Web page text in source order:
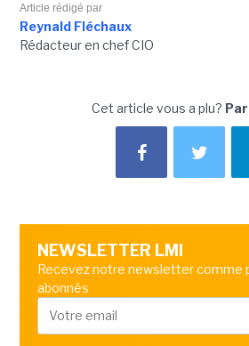
Article rédigé par
Reynald Fléchaux
Rédacteur en chef CIO
Cet article vous a plu?
NEWSLETTER LMI
Recevez notre newsletter comme
abonnés